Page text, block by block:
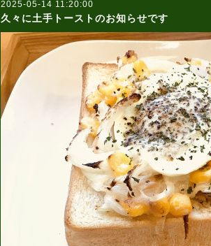
2025-05-14 11:20:00
久々に土手トーストのお知らせです